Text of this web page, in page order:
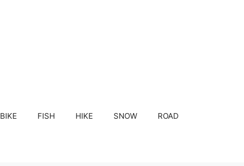
BIKE FISH HIKE SNOW ROAD